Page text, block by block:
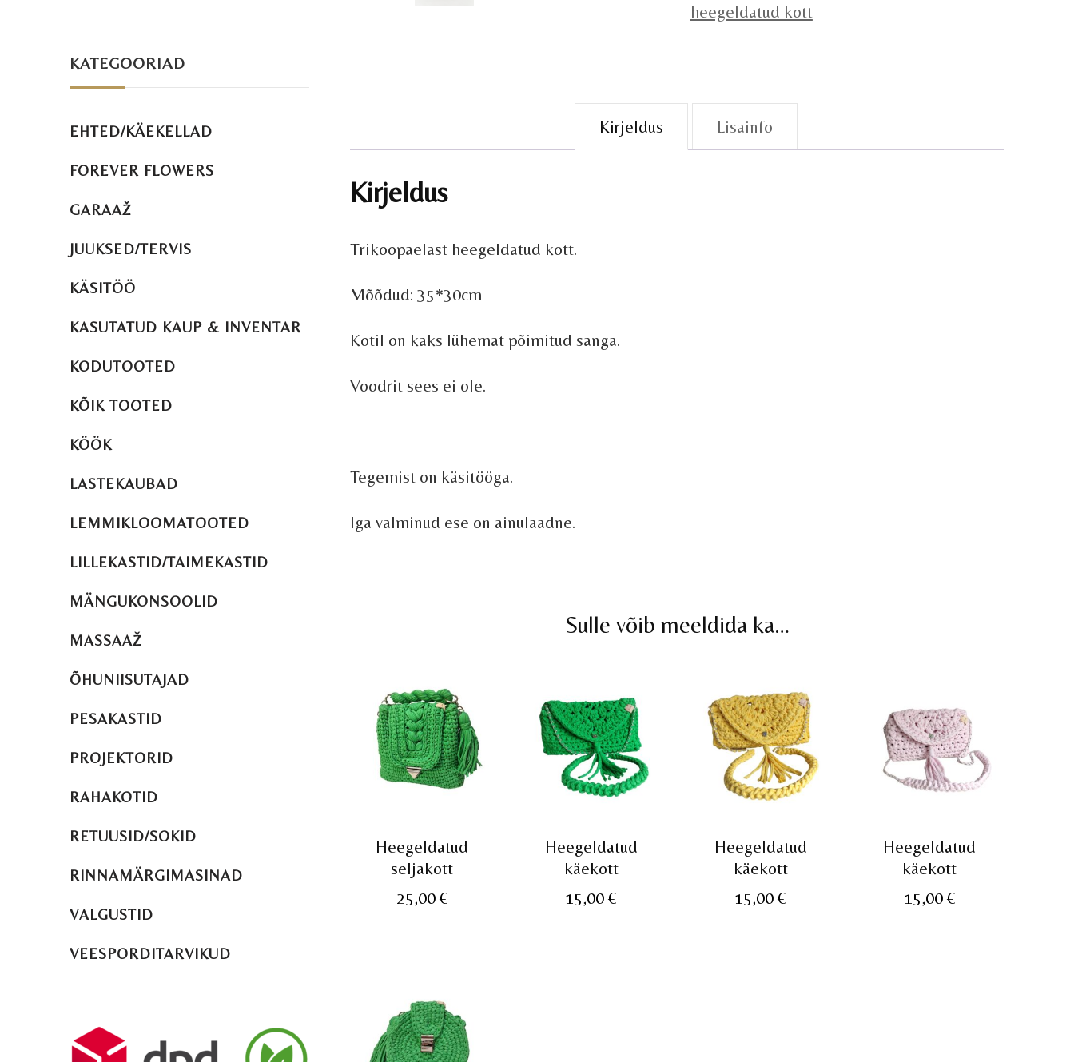
heegeldatud kott
Kirjeldus Lisainfo
Kirjeldus
Trikoopaelast heegeldatud kott.
Mõõdud: 35*30cm
Kotil on kaks lühemat põimitud sanga.
Voodrit sees ei ole.
Tegemist on käsitööga.
Iga valminud ese on ainulaadne.
Sulle võib meeldida ka…
Heegeldatud
seljakott
25,00 €
Heegeldatud
käekott
15,00€
Heegeldatud
käekott
15,00€
Heegeldatud
käekott
15,00 €
KATEGOORIAD
EHTED/KÄEKELLAD
FOREVER FLOWERS
GARAAŽ
JUUKSED/TERVIS
KÄSITÖÖ
KASUTATUD KAUP & INVENTAR
KODUTOOTED
KÕIK TOOTED
KÖÖK
LASTEKAUBAD
LEMMIKLOOMATOOTED
LILLEKASTID/TAIMEKASTID
MÄNGUKONSOOLID
MASSAAŽ
ÕHUNIISUTAJAD
PESAKASTID
PROJEKTORID
RAHAKOTID
RETUUSID/SOKID
RINNAMÄRGIMASINAD
VALGUSTID
VEESPORDITARVIKUD